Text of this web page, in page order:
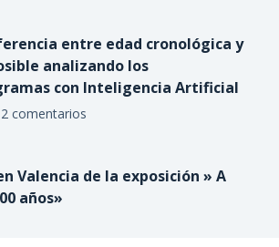
entre edad cronológica y
analizando los
con Inteligencia Artificial
2 comentarios
Valencia de la exposición » A
años»